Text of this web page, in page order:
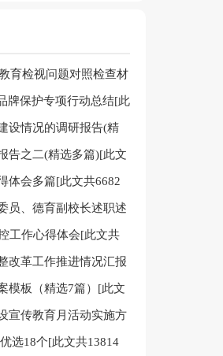
育检视问题对照检查材
牌保护专项行动总结[此
设情况的调研报告(精
字]
告之二(精选多篇)[此文
体会多篇[此文共6682
员、德育副校长述职述
字]
工作心得体会[此文共
改革工作推进情况汇报
模板（精选7篇）[此文
宣传教育月活动实施方
选18个[此文共13814